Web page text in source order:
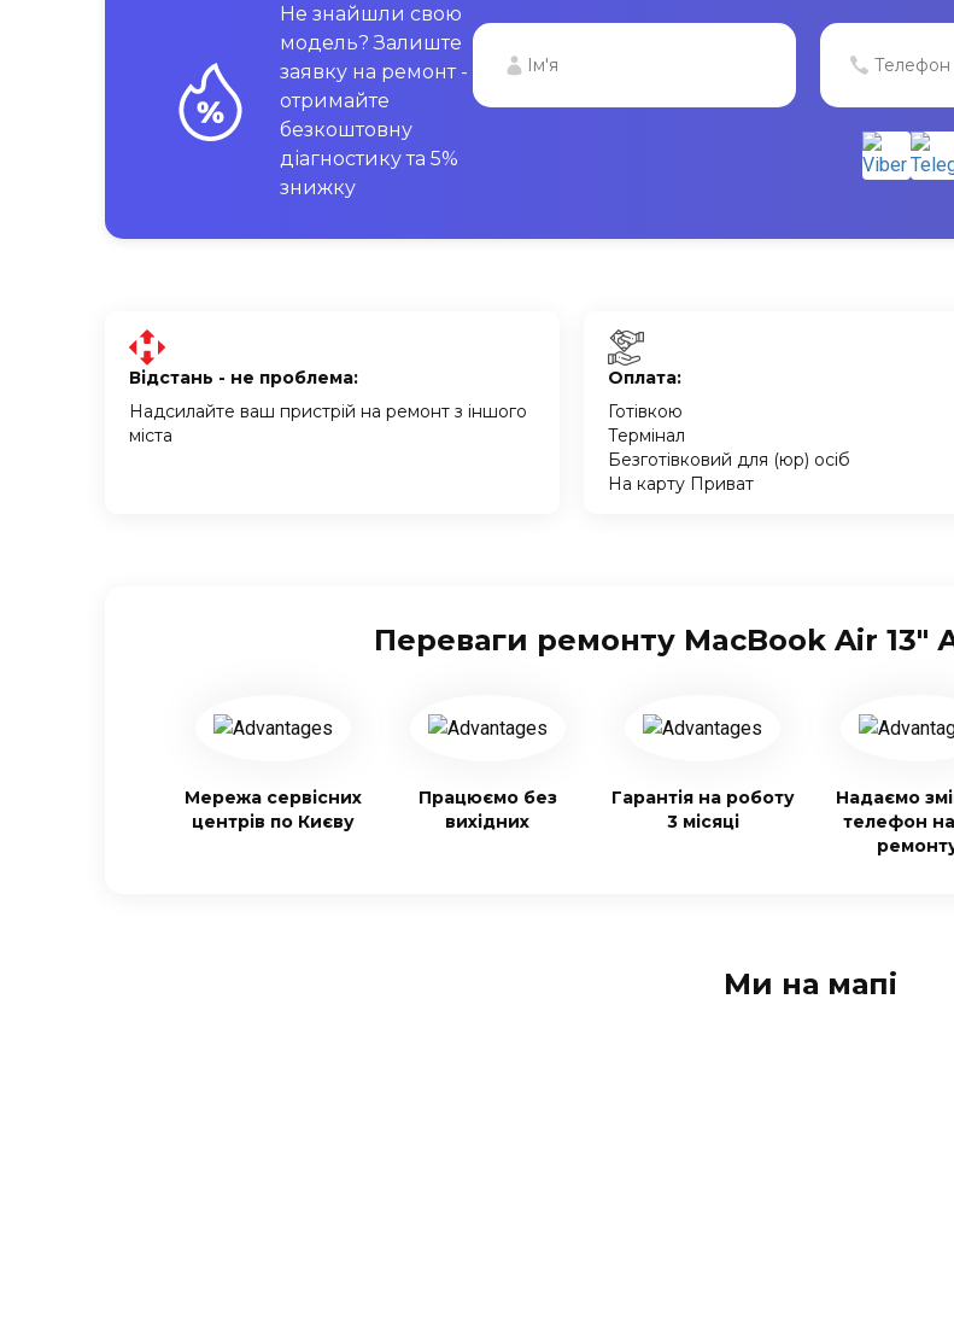
Не знайшли свою
модель? Залиште
заявку на ремонт -
отримайте
безкоштовну
діагностику та 5%
знижку
Відстань - не проблема:
Надсилайте ваш пристрій на ремонт з іншого
міста
Оплата:
Готівкою
Термінал
Безготівковий для (юр) осіб
На карту Приват
Переваги ремонту MacBook Air 13"
Мережа сервісних
центрів по Києву
Працюємо без
вихідних
Гарантія на роботу
3 місяці
Надаємо
телефон
Ми на мапі